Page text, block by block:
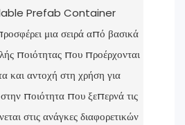
Prefab Container
μια σειρά από βασικά
ποιότητας που προέρχονται
και αντοχή στη χρήση για
ποιότητα που ξεπερνά τις
στις ανάγκες διαφορετικών